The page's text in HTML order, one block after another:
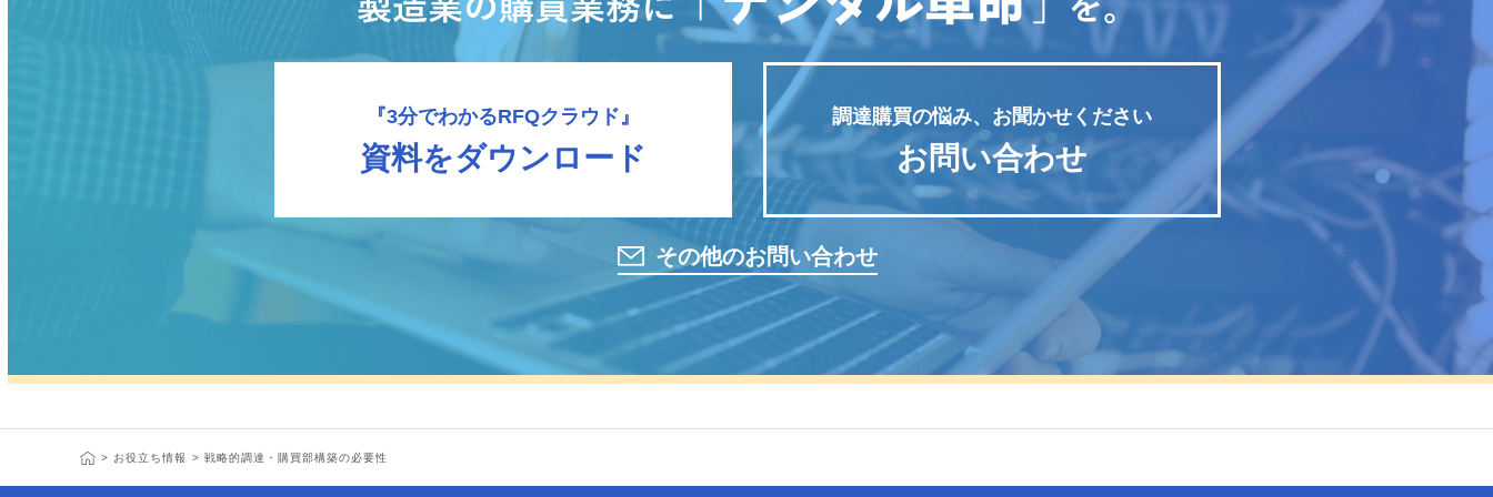
『3分でわかるRFQクラウド』
資料をダウンロード
調達購買の悩み、お聞かせください
お問い合わせ
その他のお問い合わせ
> お役立ち情報 > 戦略的調達・購買部構築の必要性